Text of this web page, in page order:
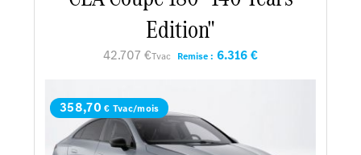
Faire un essai
358,70 € Tvac/mois
Edition"
42.707 €Tvac Remise : 6.316 €